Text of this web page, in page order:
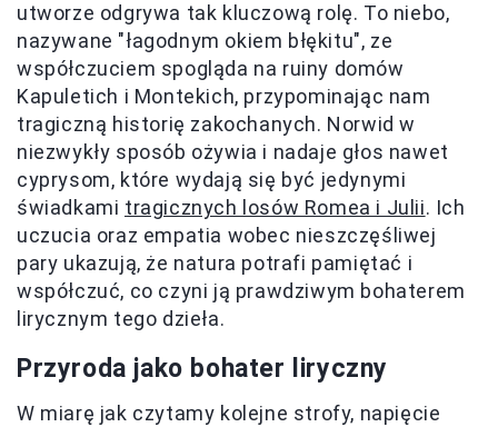
utworze odgrywa tak kluczową rolę. To niebo,
nazywane "łagodnym okiem błękitu", ze
współczuciem spogląda na ruiny domów
Kapuletich i Montekich, przypominając nam
tragiczną historię zakochanych. Norwid w
niezwykły sposób ożywia i nadaje głos nawet
cyprysom, które wydają się być jedynymi
świadkami tragicznych losów Romea i Julii. Ich
uczucia oraz empatia wobec nieszczęśliwej
pary ukazują, że natura potrafi pamiętać i
współczuć, co czyni ją prawdziwym bohaterem
lirycznym tego dzieła.
Przyroda jako bohater liryczny
W miarę jak czytamy kolejne strofy, napięcie